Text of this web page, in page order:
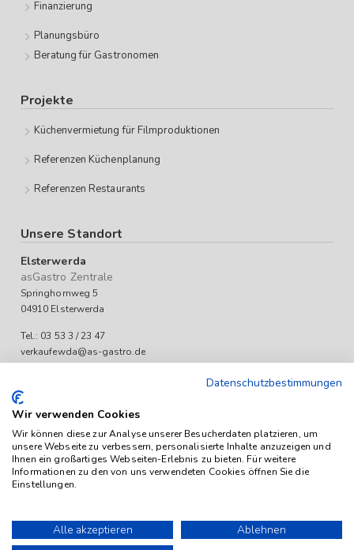
Finanzierung
Planungsbüro
Beratung für Gastronomen
Projekte
Küchenvermietung für Filmproduktionen
Referenzen Küchenplanung
Referenzen Restaurants
Unsere Standort
Elsterwerda
asGastro Zentrale
Springhornweg 5
04910 Elsterwerda
Tel.: 03 53 3 / 23 47
verkaufewda@as-gastro.de
Mo-Fr 09:00 bis 17:00 Uhr
Das Angebot von as-Gastro richtet sich ausschließlich an
und verstehen sich netto zzgl. geltender gesetzl. USt.
Datenschutzbestimmungen
Wir verwenden Cookies
Wir können diese zur Analyse unserer Besucherdaten platzieren, um
unsere Webseite zu verbessern, personalisierte Inhalte anzuzeigen und
Ihnen ein großartiges Webseiten-Erlebnis zu bieten. Für weitere
Informationen zu den von uns verwendeten Cookies öffnen Sie die
Einstellungen.
Alle akzeptieren
Ablehnen